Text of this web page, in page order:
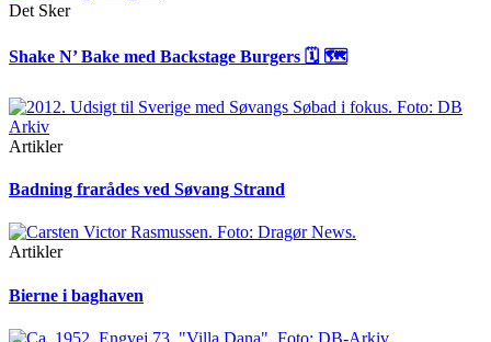
Det Sker
Shake N’ Bake med Backstage Burgers 🗓 🗺
Artikler
Badning frarådes ved Søvang Strand
Artikler
Bierne i baghaven